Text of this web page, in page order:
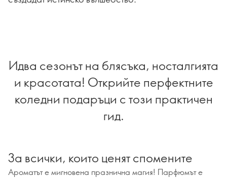
Идва сезонът на блясъка, носталгията
и красотата! Открийте перфектните
коледни подаръци с този практичен
гид.
За всички, които ценят спомените
Ароматът е мигновена празнична магия! Парфюмът е